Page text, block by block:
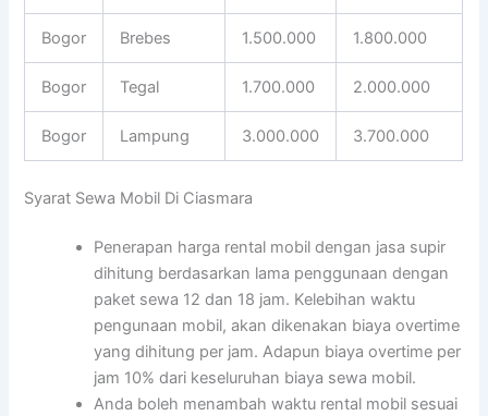
Bogor Brebes 1.500.000 1.800.000
Bogor Tegal 1.700.000 2.000.000
Bogor Lampung 3.000.000 3.700.000
Syarat Sewa Mobil Di Ciasmara
Penerapan harga rental mobil dengan jasa supir
dihitung berdasarkan lama penggunaan dengan
paket sewa 12 dan 18 jam. Kelebihan waktu
pengunaan mobil, akan dikenakan biaya overtime
yang dihitung per jam. Adapun biaya overtime per
jam 10% dari keseluruhan biaya sewa mobil.
Anda boleh menambah waktu rental mobil sesuai